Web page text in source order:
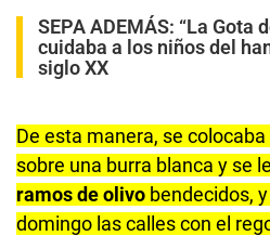
SEPA ADEMÁS: “La Gota
cuidaba a los niños del
siglo XX
De esta manera, se
sobre una burra blanca y se
ramos de olivo bendecidos,
domingo las calles con el